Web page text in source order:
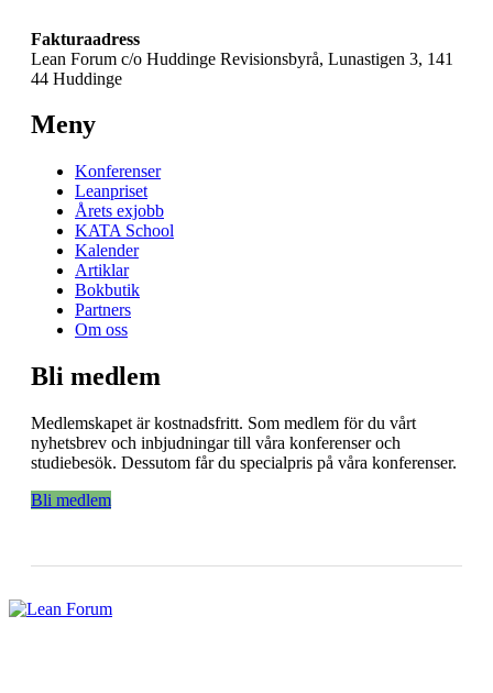
Fakturaadress
Lean Forum c/o Huddinge Revisionsbyrå, Lunastigen 3, 141
44 Huddinge
Meny
Konferenser
Leanpriset
Årets exjobb
KATA School
Kalender
Artiklar
Bokbutik
Partners
Om oss
Bli medlem
Medlemskapet är kostnadsfritt. Som medlem för du vårt
nyhetsbrev och inbjudningar till våra konferenser och
studiebesök. Dessutom får du specialpris på våra konferenser.
Bli medlem